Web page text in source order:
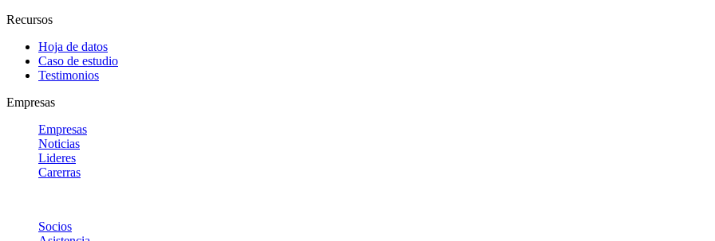
Recursos
Hoja de datos
Caso de estudio
Testimonios
Empresas
Empresas
Noticias
Lideres
Carerras
Socios